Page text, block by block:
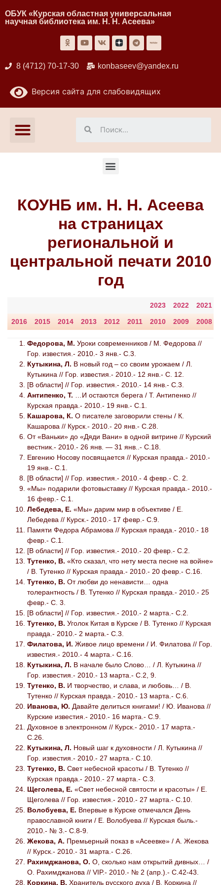
ОБУК «Курская областная универсальная
научная библиотека им. Н. Н. Асеева»
8 (4712) 70-17-30 konbaseev@yandex.ru
Версия сайта для слабовидящих
КОУНБ им. Н. Н. Асеева
на страницах
региональной и
центральной печати 2010
год
2023 2022 2021
2016 2015 2014 2013 2012 2011 2010 2009 2008
Федорова, М. Уроки современников / М. Федорова //
Гор. известия.- 2010.- 3 янв.- С.3.
Кутыкина, Л. В новый год – со своим урожаем / Л.
Кутыкина // Гор. известия.- 2010.- 12 янв.- С. 12.
[В области] // Гор. известия.- 2010.- 14 янв.- С.3.
Антипенко, Т. …И остаются берега / Т. Антипенко //
Курская правда.- 2010.- 19 янв.- С.1.
Кашарова, К. О писателе заговорили стены / К.
Кашарова // Курск.- 2010.- 20 янв.- С.28.
От «Ваньки» до «Дяди Вани» в одной витрине // Курский
вестник.- 2010.- 26 янв. — 31 янв..- С.18.
Евгению Носову посвящается // Курская правда.- 2010.-
19 янв.- С.1.
[В области] // Гор. известия.- 2010.- 4 февр.- С. 2.
«Мы» подарили фотовыставку // Курская правда.- 2010.-
16 февр.- С.1.
Лебедева, Е. «Мы» дарим мир в объективе / Е.
Лебедева // Курск.- 2010.- 17 февр.- С.9.
Памяти Федора Абрамова // Курская правда.- 2010.- 18
февр.- С.1.
[В области] // Гор. известия.- 2010.- 20 февр.- С.2.
Тутенко, В. «Кто сказал, что нету места песне на войне»
/ В. Тутенко // Курская правда.- 2010.- 20 февр.- С.16.
Тутенко, В. От любви до ненависти… одна
толерантность / В. Тутенко // Курская правда.- 2010.- 25
февр.- С. 3.
[В области] // Гор. известия.- 2010.- 2 марта.- С.2.
Тутенко, В. Уголок Китая в Курске / В. Тутенко // Курская
правда.- 2010.- 2 марта.- С.3.
Филатова, И. Живое лицо времени / И. Филатова // Гор.
известия.- 2010.- 4 марта.- С.16.
Кутыкина, Л. В начале было Слово… / Л. Кутыкина //
Гор. известия.- 2010.- 13 марта.- С.2, 9.
Тутенко, В. И творчество, и слава, и любовь… / В.
Тутенко // Курская правда.- 2010.- 13 марта.- С.6.
Иванова, Ю. Давайте делиться книгами! / Ю. Иванова //
Курские известия.- 2010.- 16 марта.- С.9.
Духовное в электронном // Курск.- 2010.- 17 марта.-
С.26.
Кутыкина, Л. Новый шаг к духовности / Л. Кутыкина //
Гор. известия.- 2010.- 27 марта.- С.10.
Тутенко, В. Свет небесной красоты / В. Тутенко //
Курская правда.- 2010.- 27 марта.- С.3.
Щеголева, Е. «Свет небесной святости и красоты» / Е.
Щеголева // Гор. известия.- 2010.- 27 марта.- С.10.
Волобуева, Е. Впервые в Курске отмечался День
православной книги / Е. Волобуева // Курская быль.-
2010.- № 3.- С.8-9.
Жекова, А. Премьерный показ в «Асеевке» / А. Жекова
// Курск.- 2010.- 31 марта.- С.26.
Рахимджанова, О. О, сколько нам открытий дивных… /
О. Рахимджанова // VIP.- 2010.- № 2 (апр.).- С.42-43.
Коркина, В. Хранитель русского духа / В. Коркина //